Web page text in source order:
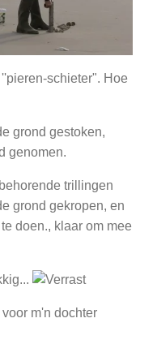
schieter". Hoe
grond gestoken,
genomen.
trillingen
grond gekropen, en
doen., klaar om mee
m'n dochter